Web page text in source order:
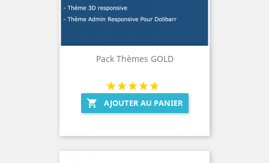
Pack Thèmes GOLD
 AJOUTER AU PANIER